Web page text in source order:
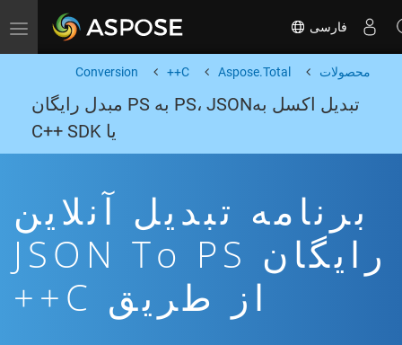
Toggle navigation فارسی
محصولات Aspose.Total
C++
Conversion
تبدیل اکسل بهPS، JSON به PS مبدل رایگان
یا C++ SDK
برنامه تبدیل آنلاین
رایگان JSON To PS
از طریق C++